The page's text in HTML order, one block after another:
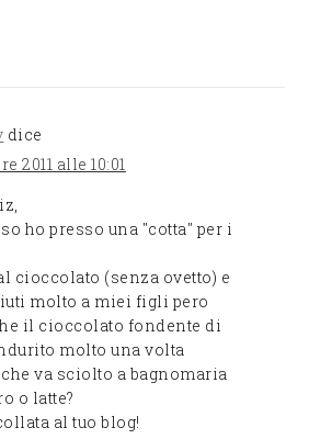
dice
2011 alle 10:01
ho presso una "cotta" per i
cioccolato (senza ovetto) e
molto a miei figli pero
il cioccolato fondente di
molto una volta
va sciolto a bagnomaria
o latte?
al tuo blog!